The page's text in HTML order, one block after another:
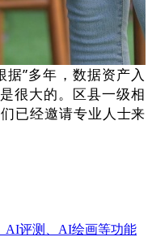
”多年，数据资产入
很大的。区县一级相
已经邀请专业人士来
AI评测、AI绘画等功能